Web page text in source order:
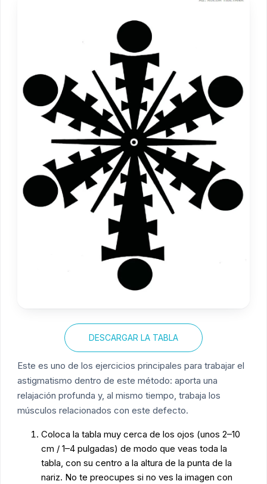
DESCARGAR LA TABLA
Este es uno de los ejercicios principales para trabajar el
astigmatismo dentro de este método: aporta una
relajación profunda y, al mismo tiempo, trabaja los
músculos relacionados con este defecto.
Coloca la tabla muy cerca de los ojos (unos 2–10
cm / 1–4 pulgadas) de modo que veas toda la
tabla, con su centro a la altura de la punta de la
nariz. No te preocupes si no ves la imagen con